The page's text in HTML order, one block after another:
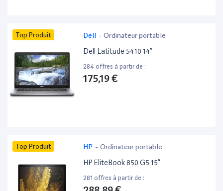
Top Produit Dell - Ordinateur portable
Dell Latitude 5410 14”
284 offres à partir de :
175,19 €
Top Produit HP - Ordinateur portable
HP EliteBook 850 G5 15”
281 offres à partir de :